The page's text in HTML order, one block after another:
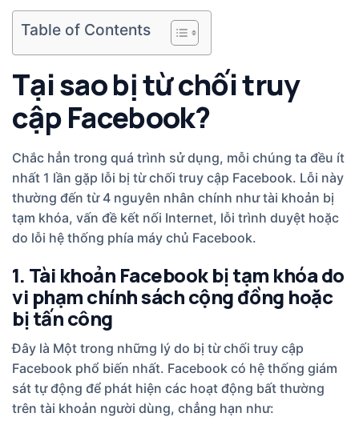
Table of Contents
Tại sao bị từ chối truy
cập Facebook?
Chắc hẳn trong quá trình sử dụng, mỗi chúng ta đều ít
nhất 1 lần gặp lỗi bị từ chối truy cập Facebook. Lỗi này
thường đến từ 4 nguyên nhân chính như tài khoản bị
tạm khóa, vấn đề kết nối Internet, lỗi trình duyệt hoặc
do lỗi hệ thống phía máy chủ Facebook.
1. Tài khoản Facebook bị tạm khóa do
vi phạm chính sách cộng đồng hoặc
bị tấn công
Đây là Một trong những lý do bị từ chối truy cập
Facebook phổ biến nhất. Facebook có hệ thống giám
sát tự động để phát hiện các hoạt động bất thường
trên tài khoản người dùng, chẳng hạn như: